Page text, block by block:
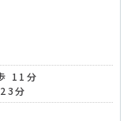
11分
分